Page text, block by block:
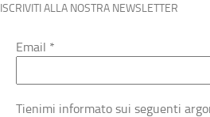
ISCRIVITI ALLA NOSTRA NEWSLETTER
Email *
Tienimi informato sui seguenti